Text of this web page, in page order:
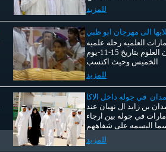
للمزيد
الى مهرجان ابو ظبي
العلميه رحله علميه
لطلابها الى مهرجان العلوم بتاريخ 15-11-يوم
الخميس وحيث اكتسب
للمزيد
في جوله داخل الاكا
بن زايد ال نهيان عند
في جوله بين ارجاء
البسمه على شفاههم
للمزيد